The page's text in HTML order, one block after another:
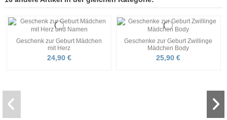
Geschenk zur Geburt Mädchen
mit Herz
24,90 €
Geschenke zur Geburt Zwillinge
Mädchen Body
25,90 €